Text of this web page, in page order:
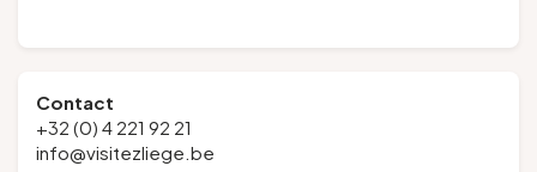
Contact
+32 (0) 4 221 92 21
info@visitezliege.be